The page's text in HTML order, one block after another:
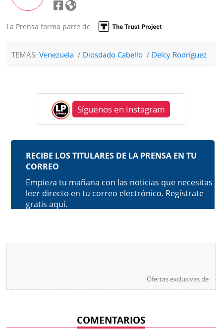
La Prensa forma parte de
TEMAS:Venezuela Diosdado Cabello Delcy Rodríguez
Síguenos en Instagram
Ofertas exclusivas de
COMENTARIOS